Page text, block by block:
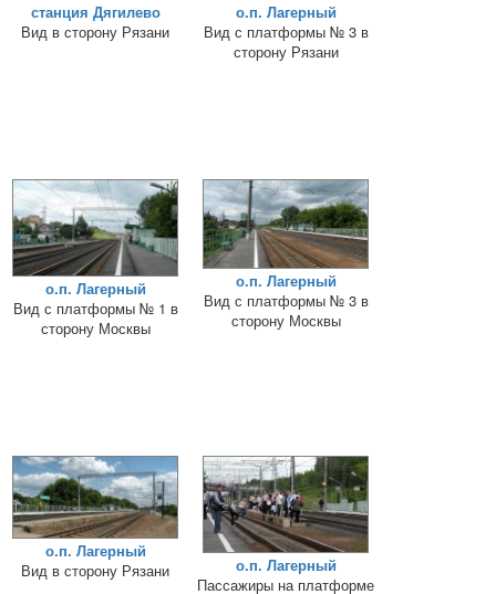
станция Дягилево
Вид в сторону Рязани
о.п. Лагерный
Вид с платформы № 3 в
сторону Рязани
о.п. Лагерный
Вид с платформы № 1 в
сторону Москвы
о.п. Лагерный
Вид с платформы № 3 в
сторону Москвы
о.п. Лагерный
Вид в сторону Рязани
о.п. Лагерный
Пассажиры на платформе